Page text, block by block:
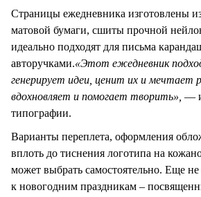
Страницы ежедневника изготовлены
матовой бумаги, сшиты прочной
идеально подходят для письма
авторучками.«Этот ежедневник
генерирует идеи, ценит их и мечтает
вдохновляет и помогает творить», —
типографии.
Варианты переплета, оформления
вплоть до тиснения логотипа на
может выбрать самостоятельно. Еще не
к новогодним праздникам –